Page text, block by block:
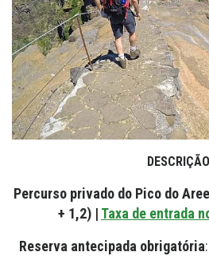
DESCRIÇÃO
Percurso privado do Pico do
+ 1,2) | Taxa de entrada
Reserva antecipada obrigatória